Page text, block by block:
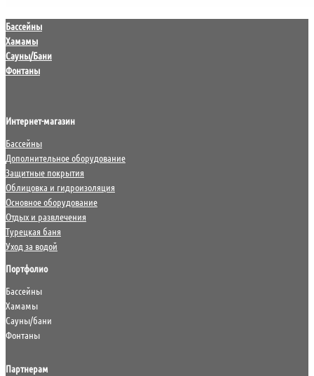
Бассейны
Хамамы
Сауны/Бани
Фонтаны
Интернет-магазин
Бассейны
Дополнительное оборудование
Защитные покрытия
Облицовка и гидроизоляция
Основное оборудование
Отдых и развлечения
Турецкая баня
Уход за водой
Портфолио
Бассейны
Хамамы
Сауны/бани
Фонтаны
Партнерам